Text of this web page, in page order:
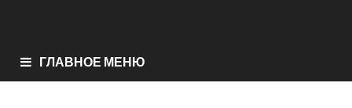
ГЛАВНОЕ МЕНЮ